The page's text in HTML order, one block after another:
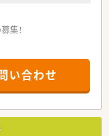
集！
ション科など、多く
在籍2名ですが、
い合わせ